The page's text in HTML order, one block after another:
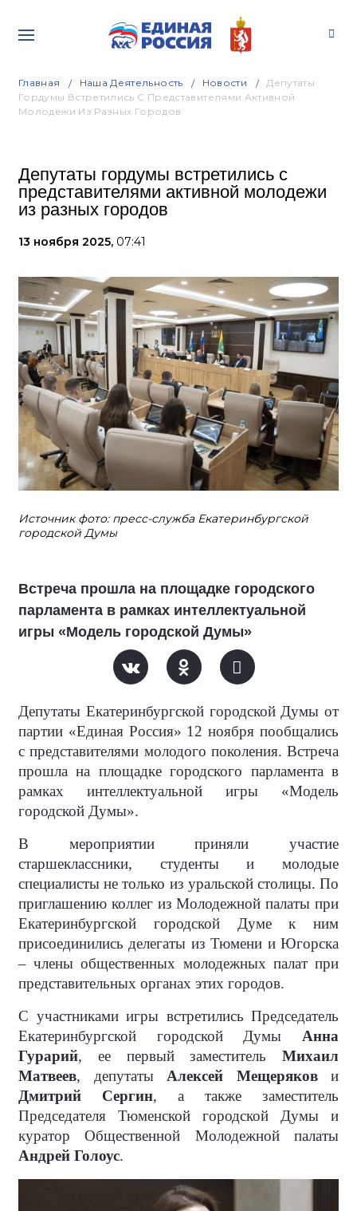
Главная Наша Деятельность Новости
Депутаты
Гордумы Встретились С Представителями Активной
Молодежи Из Разных Городов
Депутаты гордумы встретились с
представителями активной молодежи
из разных городов
13 ноября 2025, 07:41
Источник фото: пресс-служба Екатеринбургской
городской Думы
Встреча прошла на площадке городского
парламента в рамках интеллектуальной
игры «Модель городской Думы»
Депутаты Екатеринбургской городской Думы от
партии «Единая Россия» 12 ноября пообщались
с представителями молодого поколения. Встреча
прошла на площадке городского парламента в
рамках интеллектуальной игры «Модель
городской Думы».
В мероприятии приняли участие
старшеклассники, студенты и молодые
специалисты не только из уральской столицы. По
приглашению коллег из Молодежной палаты при
Екатеринбургской городской Думе к ним
присоединились делегаты из Тюмени и Югорска
– члены общественных молодежных палат при
представительных органах этих городов.
С участниками игры встретились Председатель
Екатеринбургской городской Думы Анна
Гурарий, ее первый заместитель Михаил
Матвеев, депутаты Алексей Мещерякови
Дмитрий Сергин, а также заместитель
Председателя Тюменской городской Думы и
куратор Общественной Молодежной палаты
Андрей Голоус.